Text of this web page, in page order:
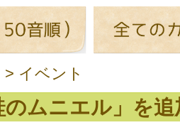
> イベント
ムニエル」を追